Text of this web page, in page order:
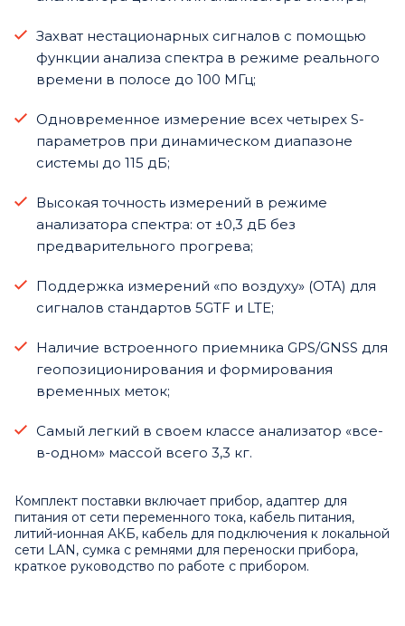
Захват нестационарных сигналов с помощью
функции анализа спектра в режиме реального
времени в полосе до 100 МГц;
Одновременное измерение всех четырех S-
параметров при динамическом диапазоне
системы до 115 дБ;
Высокая точность измерений в режиме
анализатора спектра: от ±0,3 дБ без
предварительного прогрева;
Поддержка измерений «по воздуху» (OTA) для
сигналов стандартов 5GTF и LTE;
Наличие встроенного приемника GPS/GNSS для
геопозиционирования и формирования
временных меток;
Самый легкий в своем классе анализатор «все-
в-одном» массой всего 3,3 кг.
Комплект поставки включает прибор, адаптер для
питания от сети переменного тока, кабель питания,
литий-ионная АКБ, кабель для подключения к локальной
сети LAN, сумка с ремнями для переноски прибора,
краткое руководство по работе с прибором.